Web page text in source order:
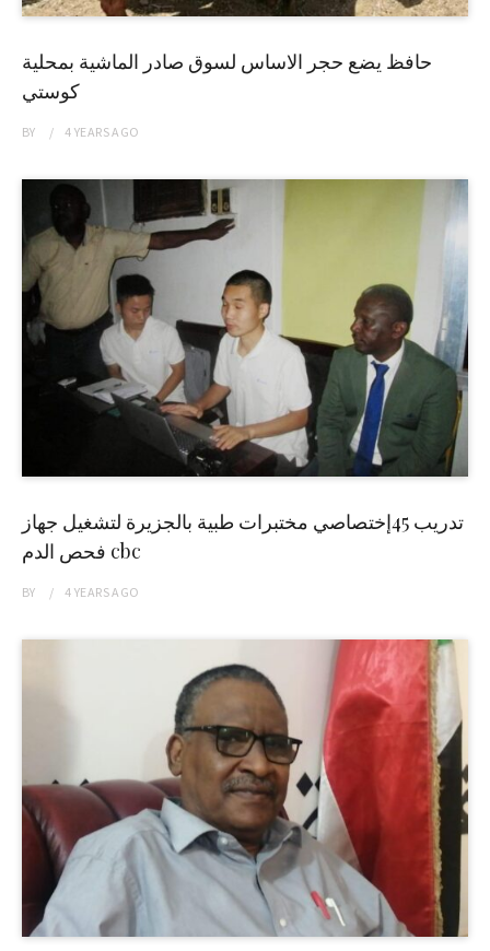
حافظ يضع حجر الاساس لسوق صادر الماشية بمحلية
كوستي
BY 4 YEARSAGO
تدريب 45إختصاصي مختبرات طبية بالجزيرة لتشغيل جهاز
فحص الدم cbc
BY 4 YEARSAGO